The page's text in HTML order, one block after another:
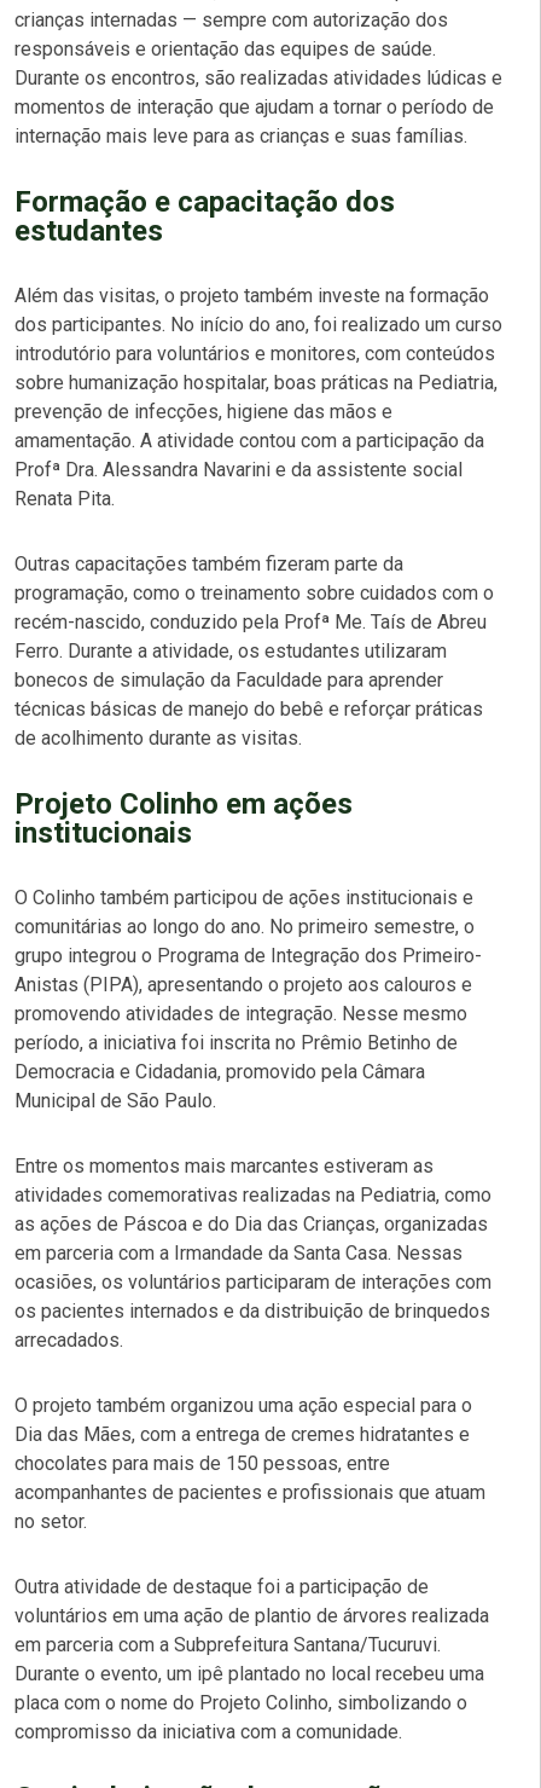
crianças internadas — sempre com autorização dos
responsáveis e orientação das equipes de saúde.
Durante os encontros, são realizadas atividades lúdicas e
momentos de interação que ajudam a tornar o período de
internação mais leve para as crianças e suas famílias.
Formação e capacitação dos
estudantes
Além das visitas, o projeto também investe na formação
dos participantes. No início do ano, foi realizado um curso
introdutório para voluntários e monitores, com conteúdos
sobre humanização hospitalar, boas práticas na Pediatria,
prevenção de infecções, higiene das mãos e
amamentação. A atividade contou com a participação da
Profª Dra. Alessandra Navarini e da assistente social
Renata Pita.
Outras capacitações também fizeram parte da
programação, como o treinamento sobre cuidados com o
recém-nascido, conduzido pela Profª Me. Taís de Abreu
Ferro. Durante a atividade, os estudantes utilizaram
bonecos de simulação da Faculdade para aprender
técnicas básicas de manejo do bebê e reforçar práticas
de acolhimento durante as visitas.
Projeto Colinho em ações
institucionais
O Colinho também participou de ações institucionais e
comunitárias ao longo do ano. No primeiro semestre, o
grupo integrou o Programa de Integração dos Primeiro-
Anistas (PIPA), apresentando o projeto aos calouros e
promovendo atividades de integração. Nesse mesmo
período, a iniciativa foi inscrita no Prêmio Betinho de
Democracia e Cidadania, promovido pela Câmara
Municipal de São Paulo.
Entre os momentos mais marcantes estiveram as
atividades comemorativas realizadas na Pediatria, como
as ações de Páscoa e do Dia das Crianças, organizadas
em parceria com a Irmandade da Santa Casa. Nessas
ocasiões, os voluntários participaram de interações com
os pacientes internados e da distribuição de brinquedos
arrecadados.
O projeto também organizou uma ação especial para o
Dia das Mães, com a entrega de cremes hidratantes e
chocolates para mais de 150 pessoas, entre
acompanhantes de pacientes e profissionais que atuam
no setor.
Outra atividade de destaque foi a participação de
voluntários em uma ação de plantio de árvores realizada
em parceria com a Subprefeitura Santana/Tucuruvi.
Durante o evento, um ipê plantado no local recebeu uma
placa com o nome do Projeto Colinho, simbolizando o
compromisso da iniciativa com a comunidade.